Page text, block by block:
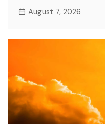
August 7, 2026